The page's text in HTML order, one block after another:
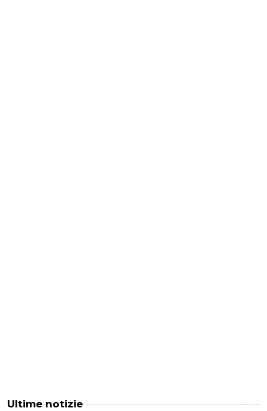
Ultime notizie